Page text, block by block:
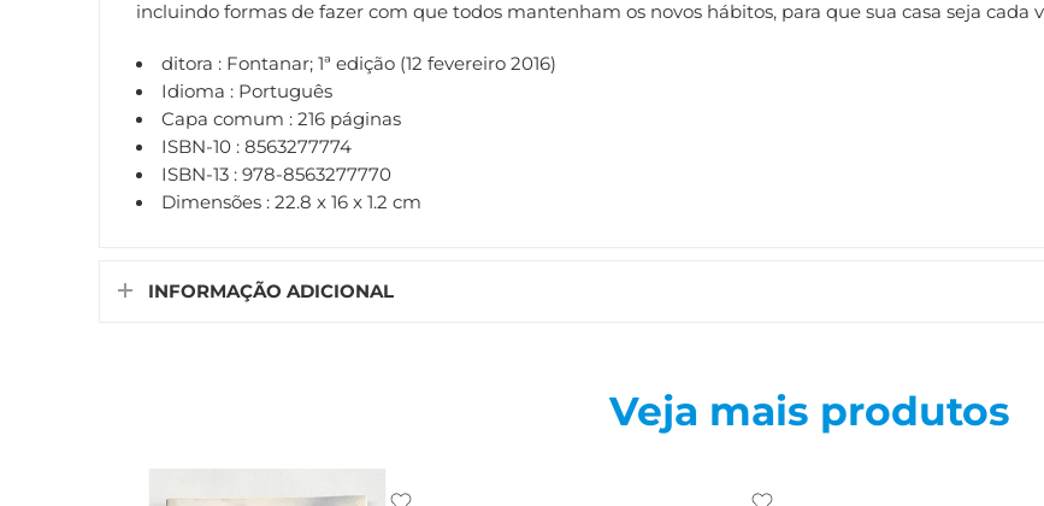
incluindo formas de fazer com que todos mantenham os novos hábitos, para que sua casa seja
ditora : Fontanar; 1ª edição (12 fevereiro 2016)
Idioma : Português
Capa comum : 216 páginas
ISBN-10 : 8563277774
ISBN-13 : 978-8563277770
Dimensões : 22.8 x 16 x 1.2 cm
INFORMAÇÃO ADICIONAL
Veja mais produtos